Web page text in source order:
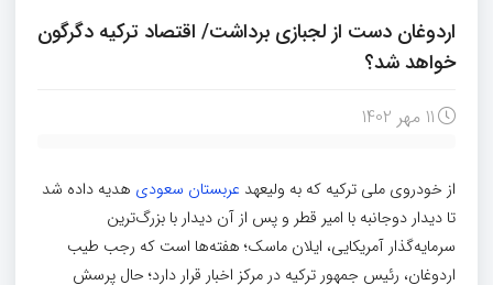
اردوغان دست از لجبازی برداشت/ اقتصاد ترکیه دگرگون
خواهد شد؟
11 مهر 1402
از خودروی ملی ترکیه که به ولیعهد عربستان سعودی هدیه داده شد
تا دیدار دوجانبه با امیر قطر و پس از آن دیدار با بزرگ‌ترین
سرمایه‌گذار آمریکایی، ایلان ماسک؛ هفته‌ها است که رجب طیب
اردوغان، رئیس جمهور ترکیه در مرکز اخبار قرار دارد؛ حال پرسش